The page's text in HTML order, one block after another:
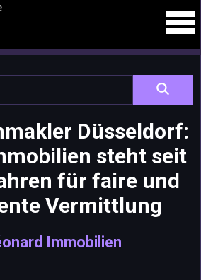
Düsseldorf:
steht seit
für faire und
Vermittlung
Immobilien